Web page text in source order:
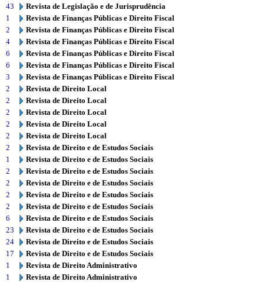
43
Revista de Legislação e de Jurisprudência
1
Revista de Finanças Públicas e Direito Fiscal
2
Revista de Finanças Públicas e Direito Fiscal
4
Revista de Finanças Públicas e Direito Fiscal
6
Revista de Finanças Públicas e Direito Fiscal
6
Revista de Finanças Públicas e Direito Fiscal
3
Revista de Finanças Públicas e Direito Fiscal
2
Revista de Direito Local
2
Revista de Direito Local
2
Revista de Direito Local
2
Revista de Direito Local
2
Revista de Direito Local
2
Revista de Direito e de Estudos Sociais
1
Revista de Direito e de Estudos Sociais
2
Revista de Direito e de Estudos Sociais
2
Revista de Direito e de Estudos Sociais
2
Revista de Direito e de Estudos Sociais
2
Revista de Direito e de Estudos Sociais
6
Revista de Direito e de Estudos Sociais
23
Revista de Direito e de Estudos Sociais
24
Revista de Direito e de Estudos Sociais
17
Revista de Direito e de Estudos Sociais
1
Revista de Direito Administrativo
1
Revista de Direito Administrativo